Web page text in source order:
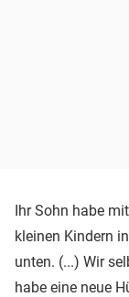
Ihr Sohn habe
kleinen Kindern
unten. (...) Wir
habe eine neue